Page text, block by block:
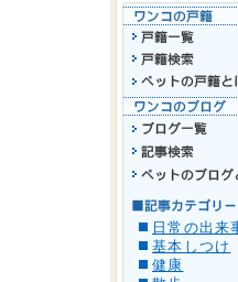
日常の出来
基本しつけ
健康